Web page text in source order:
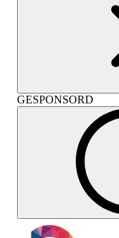
GESPONSORD